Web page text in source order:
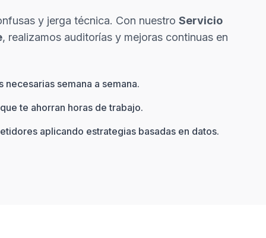
y jerga técnica. Con nuestro Servicio
, realizamos auditorías y mejoras continuas en
necesarias semana a semana.
te ahorran horas de trabajo.
aplicando estrategias basadas en datos.